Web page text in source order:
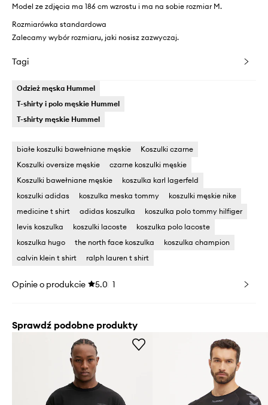
Model ze zdjęcia ma 186 cm wzrostu i ma na sobie rozmiar M.
Rozmiarówka standardowa
Zalecamy wybór rozmiaru, jaki nosisz zazwyczaj.
Tagi
Odzież męska Hummel
T-shirty i polo męskie Hummel
T-shirty męskie Hummel
białe koszulki bawełniane męskie
Koszulki czarne
Koszulki oversize męskie
czarne koszulki męskie
Koszulki bawełniane męskie
koszulka karl lagerfeld
koszulki adidas
koszulka meska tommy
koszulki męskie nike
medicine t shirt
adidas koszulka
koszulka polo tommy hilfiger
levis koszulka
koszulki lacoste
koszulka polo lacoste
koszulka hugo
the north face koszulka
koszulka champion
calvin klein t shirt
ralph lauren t shirt
Opinie o produkcie 5.0 1
Sprawdź podobne produkty